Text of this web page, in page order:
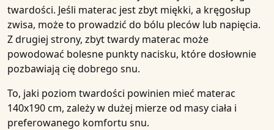
twardości. Jeśli materac jest zbyt miękki, a kręgosłup
zwisa, może to prowadzić do bólu pleców lub napięcia.
Z drugiej strony, zbyt twardy materac może
powodować bolesne punkty nacisku, które dosłownie
pozbawiają cię dobrego snu.
To, jaki poziom twardości powinien mieć materac
140x190 cm, zależy w dużej mierze od masy ciała i
preferowanego komfortu snu.